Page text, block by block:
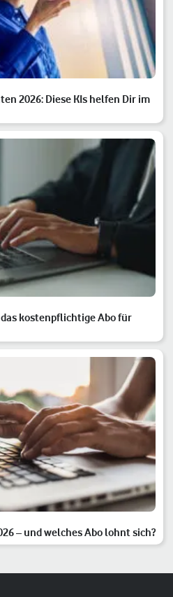
2026: Diese KIs helfen Dir im
kostenpflichtige Abo für
– und welches Abo lohnt sich?